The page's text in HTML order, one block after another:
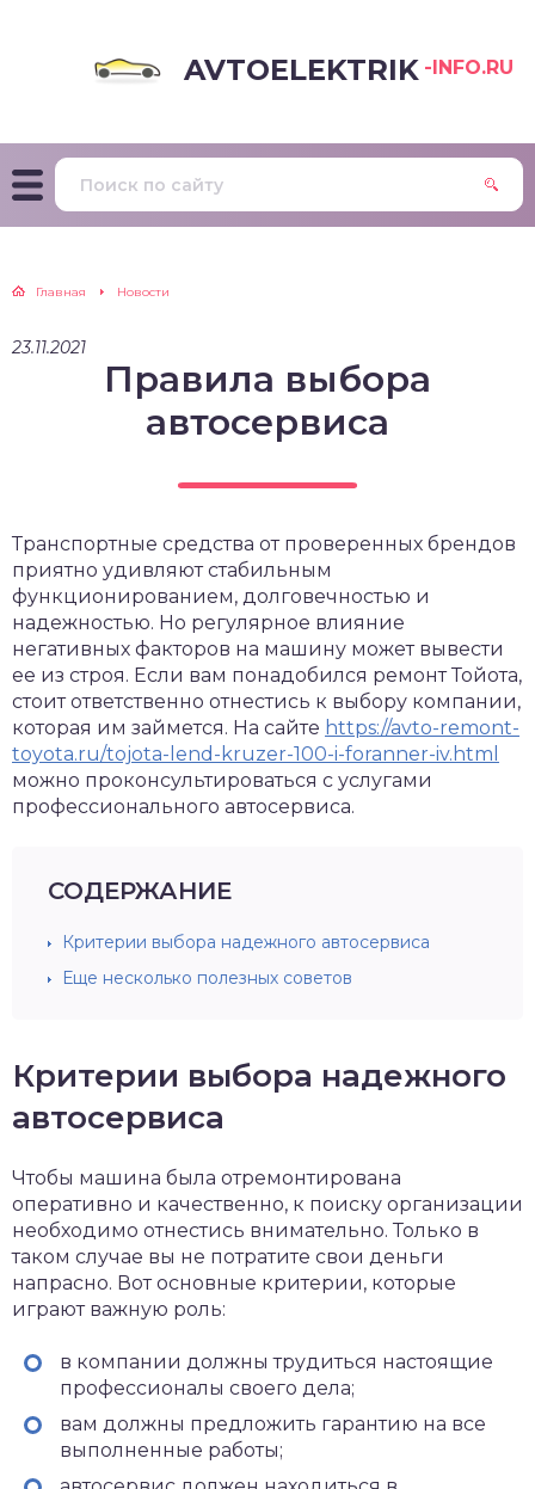
AVTOELEKTRIK -INFO.RU
Главная Новости
23.11.2021
Правила выбора
автосервиса
Транспортные средства от проверенных брендов
приятно удивляют стабильным
функционированием, долговечностью и
надежностью. Но регулярное влияние
негативных факторов на машину может вывести
ее из строя. Если вам понадобился ремонт Тойота,
стоит ответственно отнестись к выбору компании,
которая им займется. На сайте https://avto-remont-
toyota.ru/tojota-lend-kruzer-100-i-foranner-iv.html
можно проконсультироваться с услугами
профессионального автосервиса.
СОДЕРЖАНИЕ
Критерии выбора надежного автосервиса
Еще несколько полезных советов
Критерии выбора надежного
автосервиса
Чтобы машина была отремонтирована
оперативно и качественно, к поиску организации
необходимо отнестись внимательно. Только в
таком случае вы не потратите свои деньги
напрасно. Вот основные критерии, которые
играют важную роль:
в компании должны трудиться настоящие
профессионалы своего дела;
вам должны предложить гарантию на все
выполненные работы;